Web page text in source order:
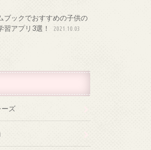
ブックでおすすめの子供の
習アプリ3選！
2021.10.03
ズ